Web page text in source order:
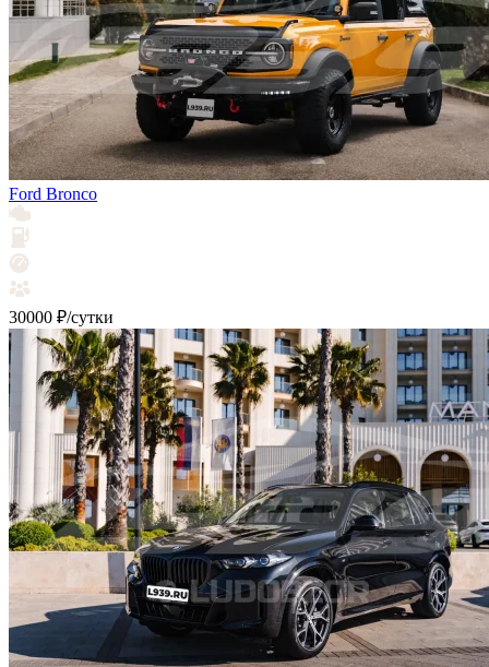
Ford Bronco
30000 ₽/сутки